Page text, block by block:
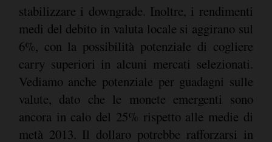
stabilizzare i downgrade. Inoltre, i rendimenti
medi del debito in valuta locale si aggirano sul
6%, con la possibilità potenziale di cogliere
carry superiori in alcuni mercati selezionati.
Vediamo anche potenziale per guadagni sulle
valute, dato che le monete emergenti sono
ancora in calo del 25% rispetto alle medie di
metà 2013. Il dollaro potrebbe rafforzarsi in